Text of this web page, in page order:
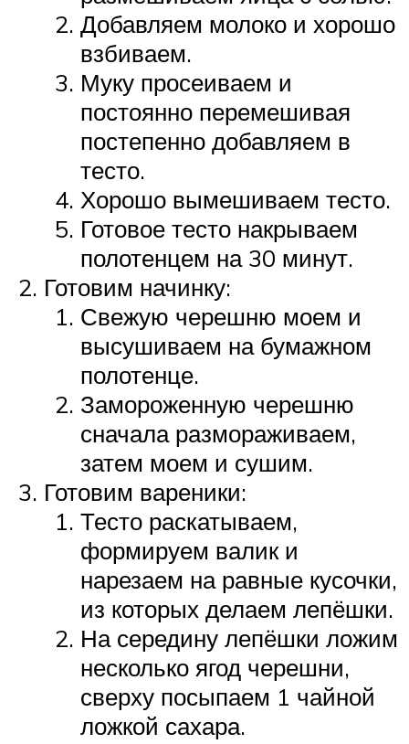
Добавляем молоко и хорошо
взбиваем.
Муку просеиваем и
постоянно перемешивая
постепенно добавляем в
тесто.
Хорошо вымешиваем тесто.
Готовое тесто накрываем
полотенцем на 30 минут.
Готовим начинку:
Свежую черешню моем и
высушиваем на бумажном
полотенце.
Замороженную черешню
сначала размораживаем,
затем моем и сушим.
Готовим вареники:
Тесто раскатываем,
формируем валик и
нарезаем на равные кусочки,
из которых делаем лепёшки.
На середину лепёшки ложим
несколько ягод черешни,
сверху посыпаем 1 чайной
ложкой сахара.